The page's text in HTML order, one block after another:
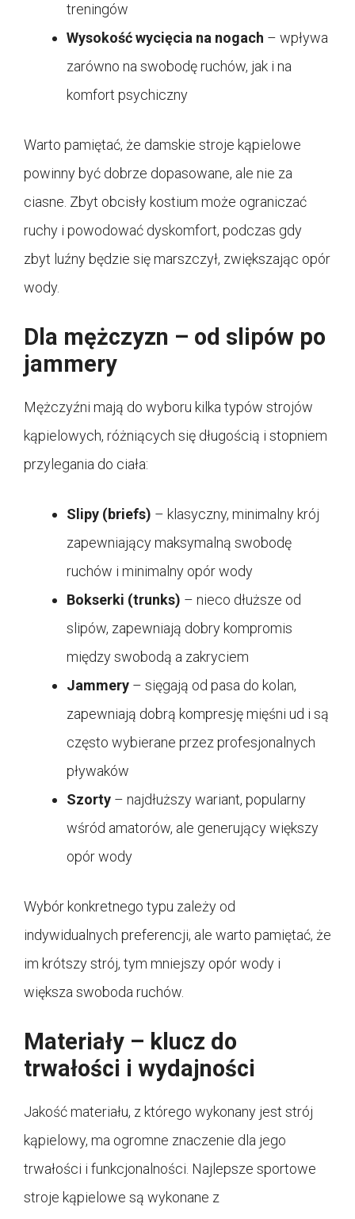
treningów
Wysokość wycięcia na nogach – wpływa
zarówno na swobodę ruchów, jak i na
komfort psychiczny
Warto pamiętać, że damskie stroje kąpielowe
powinny być dobrze dopasowane, ale nie za
ciasne. Zbyt obcisły kostium może ograniczać
ruchy i powodować dyskomfort, podczas gdy
zbyt luźny będzie się marszczył, zwiększając opór
wody.
Dla mężczyzn – od slipów po
jammery
Mężczyźni mają do wyboru kilka typów strojów
kąpielowych, różniących się długością i stopniem
przylegania do ciała:
Slipy (briefs) – klasyczny, minimalny krój
zapewniający maksymalną swobodę
ruchów i minimalny opór wody
Bokserki (trunks) – nieco dłuższe od
slipów, zapewniają dobry kompromis
między swobodą a zakryciem
Jammery – sięgają od pasa do kolan,
zapewniają dobrą kompresję mięśni ud i są
często wybierane przez profesjonalnych
pływaków
Szorty – najdłuższy wariant, popularny
wśród amatorów, ale generujący większy
opór wody
Wybór konkretnego typu zależy od
indywidualnych preferencji, ale warto pamiętać, że
im krótszy strój, tym mniejszy opór wody i
większa swoboda ruchów.
Materiały – klucz do
trwałości i wydajności
Jakość materiału, z którego wykonany jest strój
kąpielowy, ma ogromne znaczenie dla jego
trwałości i funkcjonalności. Najlepsze sportowe
stroje kąpielowe są wykonane z